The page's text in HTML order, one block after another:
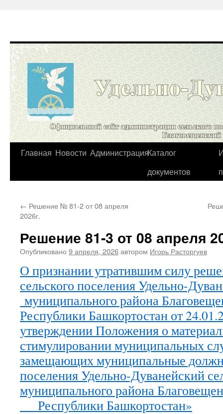
Перейти
Главная Новости АдминистрацияКаталог
документов
← Решение № 81-2 от 08 апреля
2026г.
Решение 81-3 от 08 апреля
Опубликовано 9 апреля, 2026автором Игорь Расторгуев
О признании утратившим силу
сельского поселения Удельно-
муниципального района
Республики Башкортостан от
утверждении Положения о
стимулировании муниципальных
замещающих муниципальные
поселения Удельно-Дуванейский
муниципального района
Республики Башкортостан»